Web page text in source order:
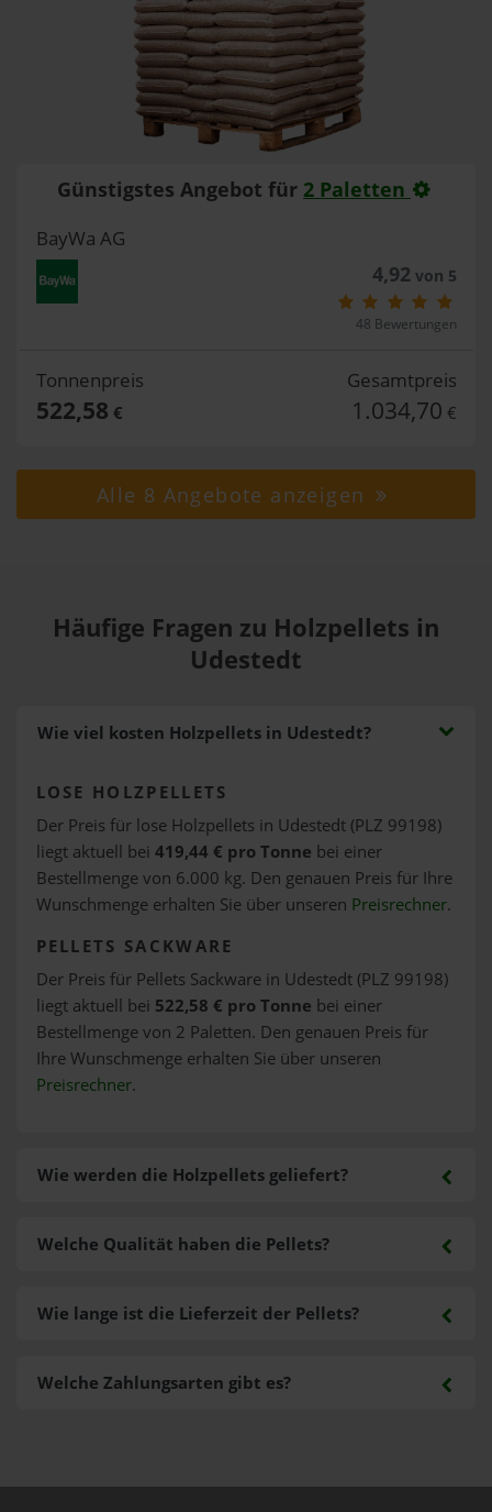
Günstigstes Angebot für 2 Paletten
BayWa AG
4,92von 5
48 Bewertungen
Tonnenpreis
522,58 €
Gesamtpreis
1.034,70 €
Alle 8 Angebote anzeigen
Häufige Fragen zu Holzpellets in
Udestedt
Wie viel kosten Holzpellets in Udestedt?
LOSE HOLZPELLETS
Der Preis für lose Holzpellets in Udestedt (PLZ 99198)
liegt aktuell bei 419,44 € pro Tonne bei einer
Bestellmenge von 6.000 kg. Den genauen Preis für Ihre
Wunschmenge erhalten Sie über unseren Preisrechner.
PELLETS SACKWARE
Der Preis für Pellets Sackware in Udestedt (PLZ 99198)
liegt aktuell bei 522,58 € pro Tonne bei einer
Bestellmenge von 2 Paletten. Den genauen Preis für
Ihre Wunschmenge erhalten Sie über unseren
Preisrechner.
Wie werden die Holzpellets geliefert?
Welche Zahlungsarten gibt es?
Welche Qualität haben die Pellets?
Wie lange ist die Lieferzeit der Pellets?